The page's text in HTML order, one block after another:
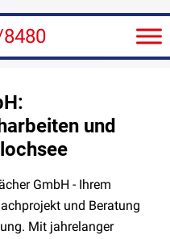
und
GmbH - Ihrem
und Beratung
Mit jahrelanger